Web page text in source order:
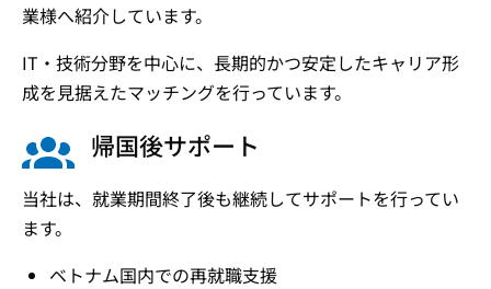
業様へ紹介しています。
IT・技術分野を中心に、長期的かつ安定したキャリア形
成を見据えたマッチングを行っています。
帰国後サポート
当社は、就業期間終了後も継続してサポートを行ってい
ます。
ベトナム国内での再就職支援